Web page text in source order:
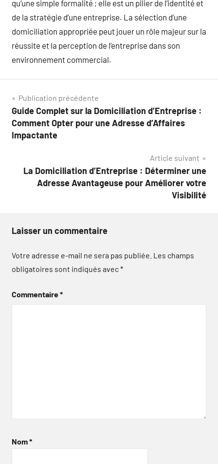
qu’une simple formalité ; elle est un pilier de l’identité et
de la stratégie d’une entreprise. La sélection d’une
domiciliation appropriée peut jouer un rôle majeur sur la
réussite et la perception de l’entreprise dans son
environnement commercial.
Navigation
de
l’article
Publication précédente
Guide Complet sur la Domiciliation d’Entreprise :
Comment Opter pour une Adresse d’Affaires
Impactante
Article suivant
La Domiciliation d’Entreprise : Déterminer une
Adresse Avantageuse pour Améliorer votre
Visibilité
Laisser un commentaire
Votre adresse e-mail ne sera pas publiée. Les champs
obligatoires sont indiqués avec*
Commentaire*
Nom*